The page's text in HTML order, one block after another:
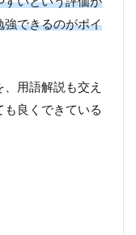
強できるのがポイ
用語解説も交え
良くできている